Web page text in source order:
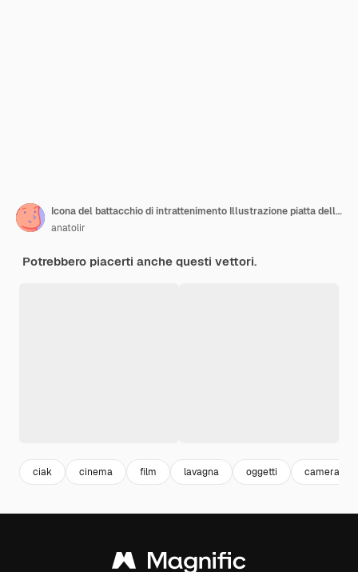
Icona del battacchio di intrattenimento Illustrazione piatta dell'icona vettoriale del battacchio di intrattenimento per il web design
anatolir
Potrebbero piacerti anche questi vettori.
ciak cinema film lavagna oggetti camera